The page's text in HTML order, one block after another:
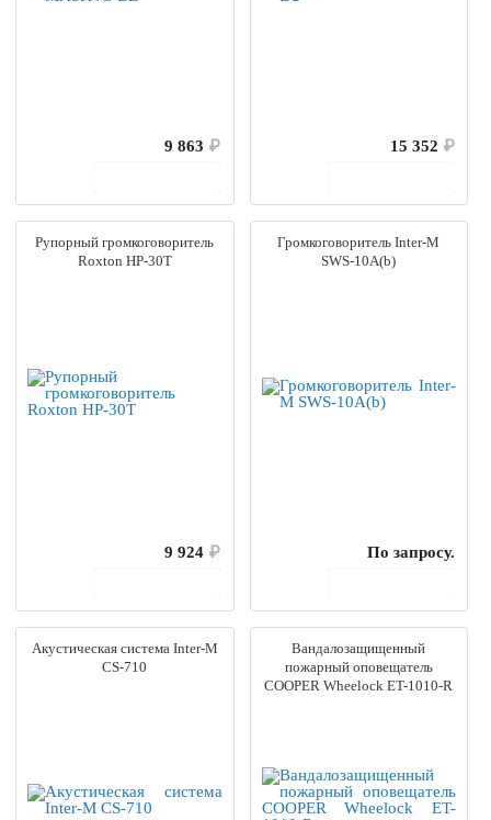
9 863 ₽
15 352 ₽
Рупорный громкоговоритель
Roxton HP-30T
9 924 ₽
Громкоговоритель Inter-M
SWS-10A(b)
По запросу.
Акустическая система Inter-M
CS-710
Вандалозащищенный
пожарный оповещатель
COOPER Wheelock ET-1010-R